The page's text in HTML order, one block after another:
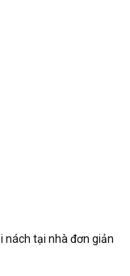
nách tại nhà đơn giản